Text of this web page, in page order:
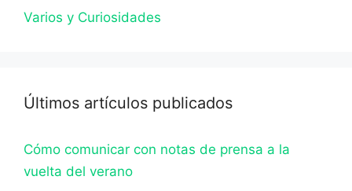
Varios y Curiosidades
Últimos artículos publicados
Cómo comunicar con notas de prensa a la
vuelta del verano